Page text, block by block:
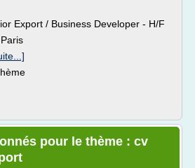
Export / Business Developer - H/F
pour le thème : cv